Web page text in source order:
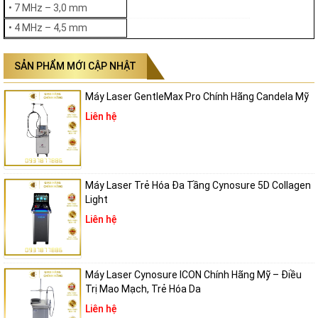
thể duy trì từ 6–12 tháng tùy thuộc vào cơ địa, độ tuổi cũng như chế
độ chăm sóc da của từng người. Nhờ cơ chế kích thích tự nhiên,
Ultraskin Tightan không chỉ mang lại kết quả tức thì mà còn giúp duy
trì làn da săn chắc, trẻ trung trong thời gian dài mà không cần can
thiệp thường xuyên.
Cơ chế hoạt động đa tầng của công nghệ HIFU Ultraskin Tightan
• 7 MHz – 3,0 mm
• 4 MHz – 4,5 mm
SẢN PHẨM MỚI CẬP NHẬT
Máy Laser GentleMax Pro Chính Hãng Candela Mỹ
Liên hệ
Máy Laser Trẻ Hóa Đa Tầng Cynosure 5D Collagen
Light
Liên hệ
Máy Laser Cynosure ICON Chính Hãng Mỹ – Điều
Trị Mao Mạch, Trẻ Hóa Da
Liên hệ